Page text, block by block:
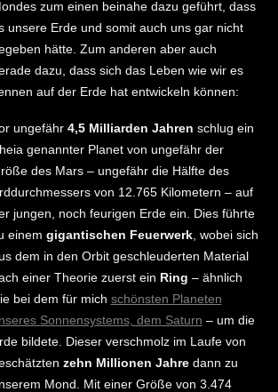
zum einen beinahe dazu geführt, dass
unsere Erde und somit auch uns gar nicht
hätte. Zum anderen aber auch
dazu, dass sich das Leben wie wir es
auf der Erde hat entwickeln können:
ungefähr 4,5 Milliarden Jahren schlug ein
genannter Planet von ungefähr der
des Mars – ungefähr die Hälfte des
von 12.765 Kilometern – auf
jungen, noch feurigen Erde ein. Dies führte
einem gigantischen Feuerwerk, wobei sich
dem in den Orbit geschleuderten Material
einer Theorie zuerst ein Ring – ähnlich
bei dem für mich schönsten Planeten
Sonnensystems, dem Saturn – um die
bildete. Dieser verschmolz im Laufe von
zehn Millionen Jahredann zu
Mond. Mit einer Größe von 3.474